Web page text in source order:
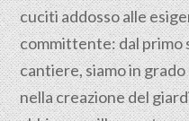
cuciti addosso alle
committente: dal primo
cantiere, siamo in
nella creazione del